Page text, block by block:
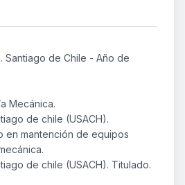
Santiago de Chile - Año de
Mecánica.
de chile (USACH).
en mantención de equipos
de chile (USACH). Titulado.